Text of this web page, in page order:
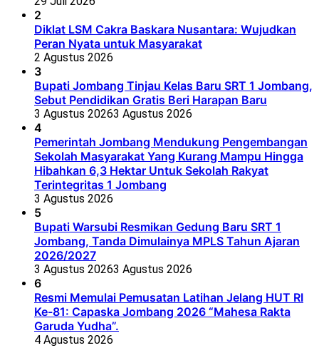
2
Diklat LSM Cakra Baskara Nusantara: Wujudkan
Peran Nyata untuk Masyarakat
2 Agustus 2026
3
Bupati Jombang Tinjau Kelas Baru SRT 1 Jombang,
Sebut Pendidikan Gratis Beri Harapan Baru
3 Agustus 20263 Agustus 2026
4
Pemerintah Jombang Mendukung Pengembangan
Sekolah Masyarakat Yang Kurang Mampu Hingga
Hibahkan 6,3 Hektar Untuk Sekolah Rakyat
Terintegritas 1 Jombang
3 Agustus 2026
5
Bupati Warsubi Resmikan Gedung Baru SRT 1
Jombang, Tanda Dimulainya MPLS Tahun Ajaran
2026/2027
3 Agustus 20263 Agustus 2026
6
Resmi Memulai Pemusatan Latihan Jelang HUT RI
Ke-81: Capaska Jombang 2026 “Mahesa Rakta
Garuda Yudha”.
4 Agustus 2026